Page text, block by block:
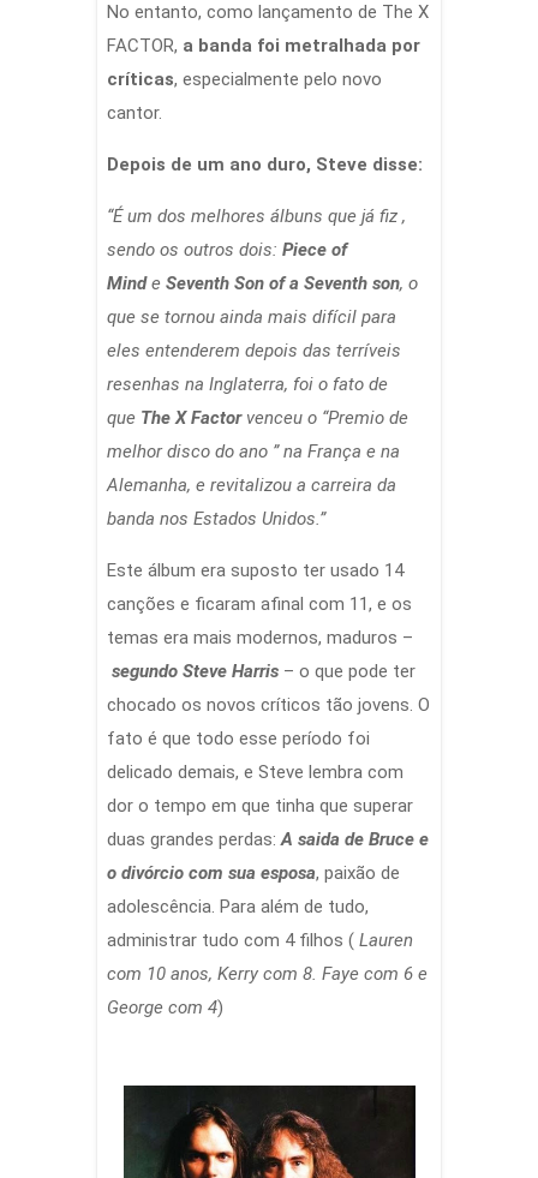
No entanto, como lançamento de The X
FACTOR, a banda foi metralhada por
críticas, especialmente pelo novo
cantor.
Depois de um ano duro, Steve disse:
“É um dos melhores álbuns que já fiz ,
sendo os outros dois: Piece of
Minde Seventh Son of a Seventh son, o
que se tornou ainda mais difícil para
eles entenderem depois das terríveis
resenhas na Inglaterra, foi o fato de
que The X Factor venceu o “Premio de
melhor disco do ano ” na França e na
Alemanha, e revitalizou a carreira da
banda nos Estados Unidos.”
Este álbum era suposto ter usado 14
canções e ficaram afinal com 11, e os
temas era mais modernos, maduros –
segundo Steve Harris – o que pode ter
chocado os novos críticos tão jovens. O
fato é que todo esse período foi
delicado demais, e Steve lembra com
dor o tempo em que tinha que superar
duas grandes perdas:A saida de Bruce e
o divórcio com sua esposa, paixão de
adolescência. Para além de tudo,
administrar tudo com 4 filhos ( Lauren
com 10 anos, Kerry com 8. Faye com 6 e
George com 4)